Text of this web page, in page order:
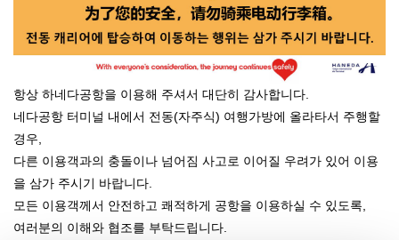
항상 하네다공항을 이용해 주셔서 대단히 감사합니다.
네다공항 터미널 내에서 전동(자주식) 여행가방에 올라타서 주행할
경우,
다른 이용객과의 충돌이나 넘어짐 사고로 이어질 우려가 있어 이용
을 삼가 주시기 바랍니다.
모든 이용객께서 안전하고 쾌적하게 공항을 이용하실 수 있도록,
여러분의 이해와 협조를 부탁드립니다.